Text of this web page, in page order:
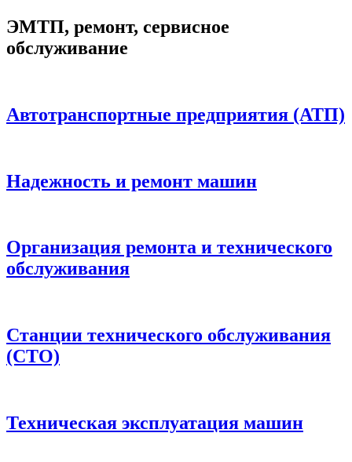
ЭМТП, ремонт, сервисное
обслуживание
Автотранспортные предприятия (АТП)
Надежность и ремонт машин
Организация ремонта и технического
обслуживания
Станции технического обслуживания
(СТО)
Техническая эксплуатация машин